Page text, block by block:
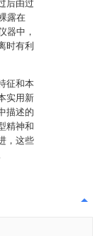
后由过
露在
器中，
时有利
征和本
实用新
描述的
精神和
，这些